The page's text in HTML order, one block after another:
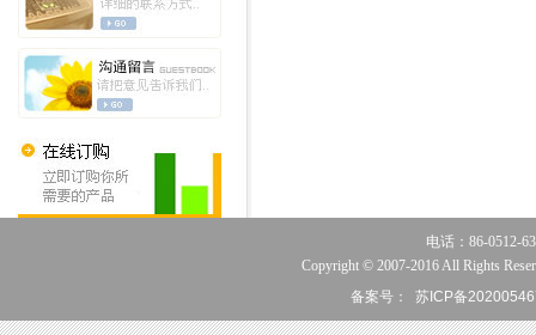
电话：86-0512-
Copyright © 2007-2016 All Rights
备案号：
苏ICP备